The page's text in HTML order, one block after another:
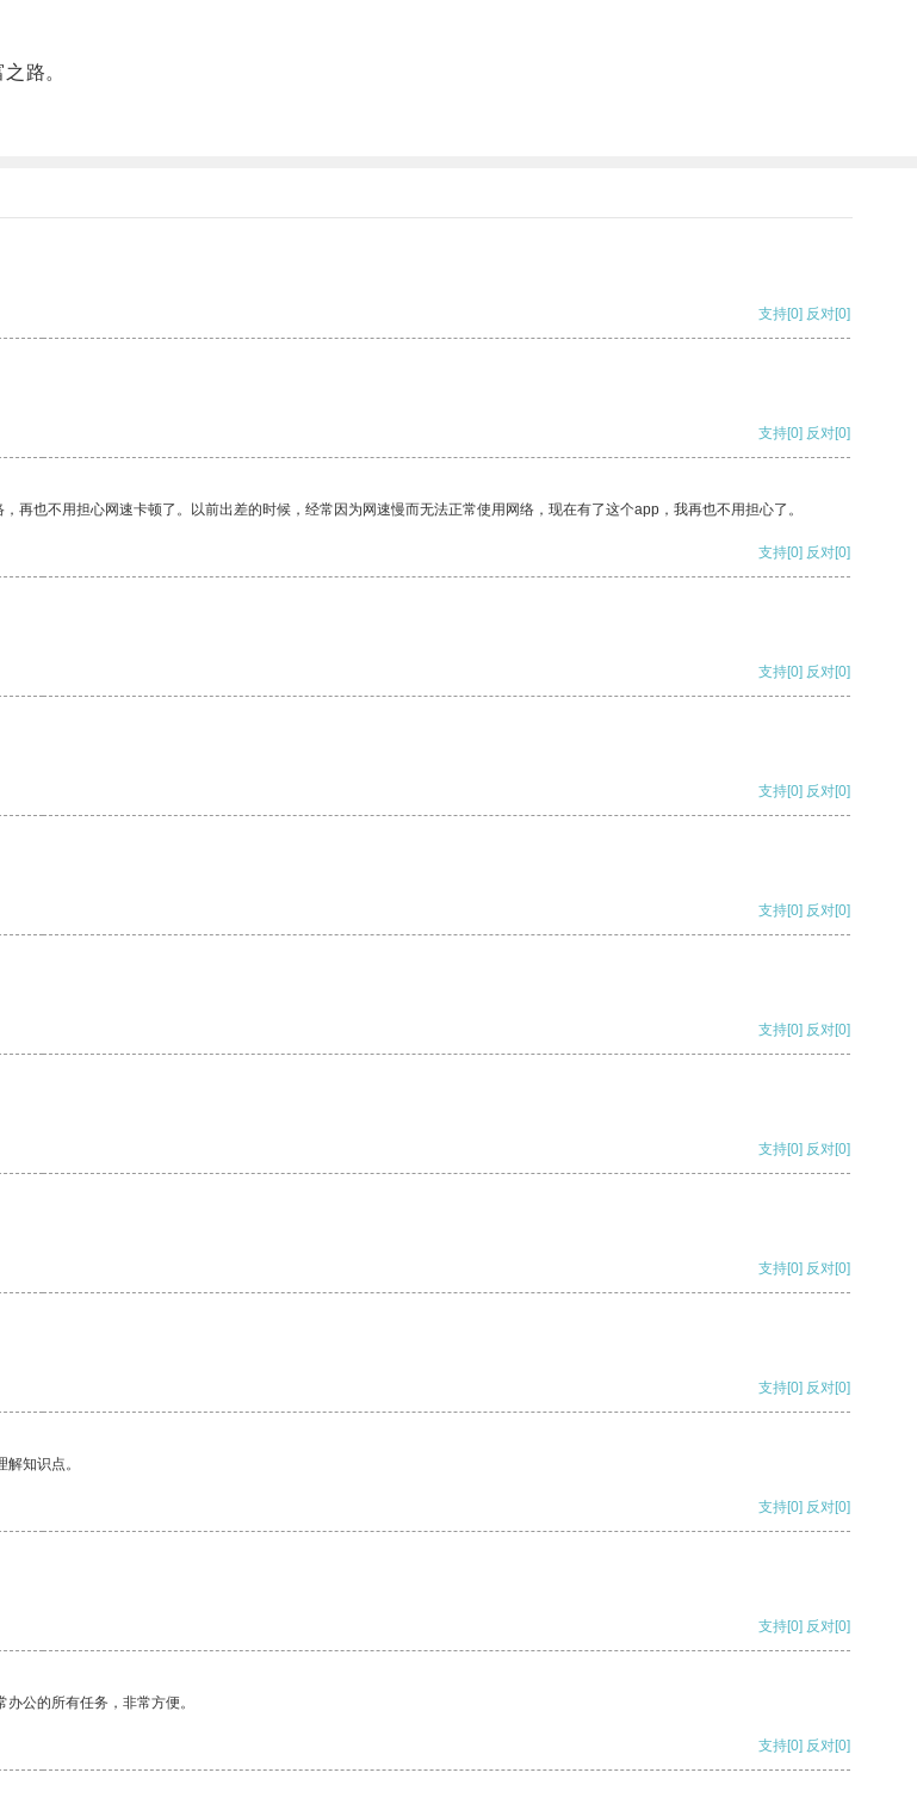
路。
支持[0] 反对[0]
支持[0] 反对[0]
也不用担心网速卡顿了。以前出差的时候，经常因为网速慢而无法正常使用网络，现在有了这个app，我再也不用担心了。
支持[0] 反对[0]
支持[0] 反对[0]
支持[0] 反对[0]
支持[0] 反对[0]
支持[0] 反对[0]
支持[0] 反对[0]
支持[0] 反对[0]
支持[0] 反对[0]
知识点。
支持[0] 反对[0]
支持[0] 反对[0]
公的所有任务，非常方便。
支持[0] 反对[0]